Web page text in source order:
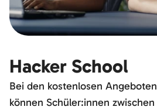
Hacker School
Bei den kostenlosen
können Schüler:innen zwischen